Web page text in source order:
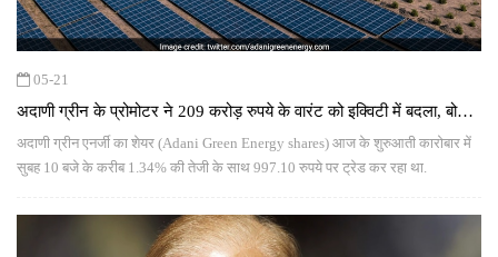
05-21
अदाणी ग्रीन के प्रोमोटर ने 209 करोड़ रुपये के वारंट को इक्विटी में बदला, बोर्ड ने
दी मंजूरी, शेयरों में उछाल
अदाणी ग्रीन एनर्जी का शेयर (Adani Green Energy shares) आज के शुरुआती कारोबार में
सुबह 10 बजे के करीब 1.34% की तेजी के साथ 997.10 रुपये पर ट्रेड कर रहा था.